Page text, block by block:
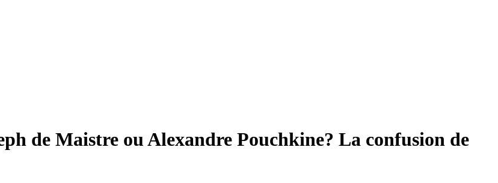
de Maistre ou Alexandre Pouchkine? La confusion de